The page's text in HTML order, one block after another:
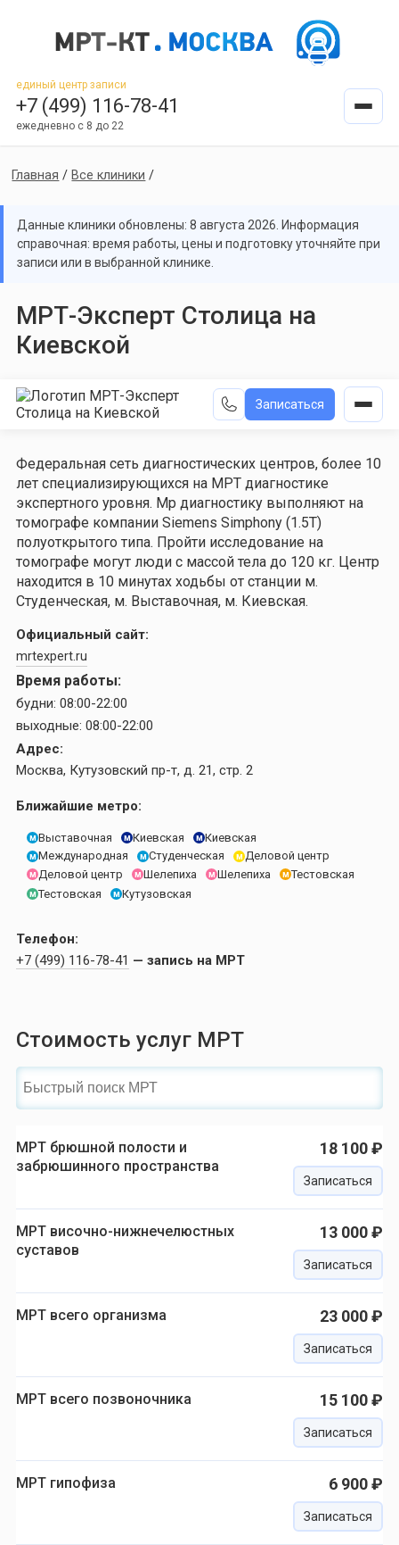
единый центр записи
+7 (499) 116-78-41
ежедневно с 8 до 22
Главная / Все клиники /
Данные клиники обновлены: 8 августа 2026. Информация
справочная: время работы, цены и подготовку уточняйте при
записи или в выбранной клинике.
МРТ-Эксперт Столица на
Киевской
Записаться
Федеральная сеть диагностических центров, более 10
лет специализирующихся на МРТ диагностике
экспертного уровня. Мр диагностику выполняют на
томографе компании Siemens Simphony (1.5Т)
полуоткрытого типа. Пройти исследование на
томографе могут люди с массой тела до 120 кг. Центр
находится в 10 минутах ходьбы от станции м.
Студенческая, м. Выставочная, м. Киевская.
Официальный сайт:
mrtexpert.ru
Время работы:
будни: 08:00-22:00
выходные: 08:00-22:00
Адрес:
Москва, Кутузовский пр-т, д. 21, стр. 2
Ближайшие метро:
м Выставочная м Киевская м Киевская
м Международная м Студенческая м Деловой центр
м Деловой центр м Шелепиха м Шелепиха м Тестовская
м Тестовская м Кутузовская
Телефон:
+7 (499) 116-78-41 — запись на МРТ
Стоимость услуг МРТ
МРТ брюшной полости и
забрюшинного пространства
18 100 ₽
Записаться
МРТ височно-нижнечелюстных
суставов
13 000 ₽
Записаться
МРТ всего организма 23 000 ₽
Записаться
МРТ всего позвоночника 15 100 ₽
Записаться
МРТ гипофиза 6 900 ₽
Записаться